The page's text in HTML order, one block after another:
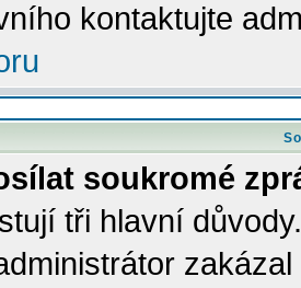
kontaktujte
soukromé
tři hlavní